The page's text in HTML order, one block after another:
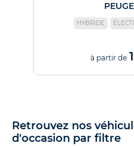
HYBRIDE
à partir de
Retrouvez nos
d'occasion par filtre